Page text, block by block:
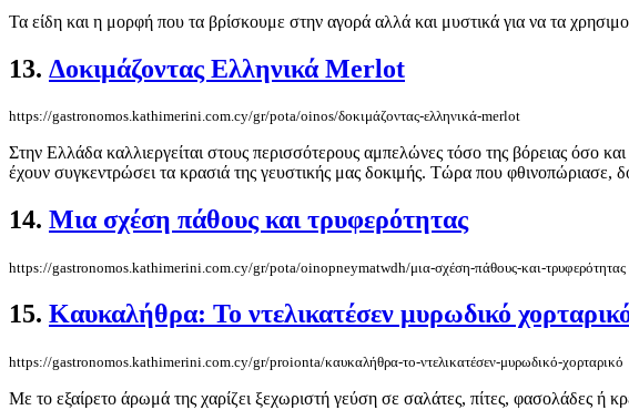
Τα είδη και η μορφή που τα βρίσκουμε στην αγορά αλλά και μυστικά για να τα
13. Δοκιμάζοντας Ελληνικά Merlot
https://gastronomos.kathimerini.com.cy/gr/pota/oinos/δοκιμάζοντας-ελληνικά-merlot
Στην Ελλάδα καλλιεργείται στους περισσότερους αμπελώνες τόσο της βόρειας όσο
έχουν συγκεντρώσει τα κρασιά της γευστικής μας δοκιμής. Τώρα που φθινοπώριασε,
14. Μια σχέση πάθους και τρυφερότητας
https://gastronomos.kathimerini.com.cy/gr/pota/oinopneymatwdh/μια-σχέση-πάθους-και-τρυφερότητας
15. Καυκαλήθρα: Το ντελικατέσεν μυρωδικό
https://gastronomos.kathimerini.com.cy/gr/proionta/καυκαλήθρα-το-ντελικατέσεν-μυρωδικό-χορταρικό
Με το εξαίρετο άρωμά της χαρίζει ξεχωριστή γεύση σε σαλάτες, πίτες, φασολάδες ή